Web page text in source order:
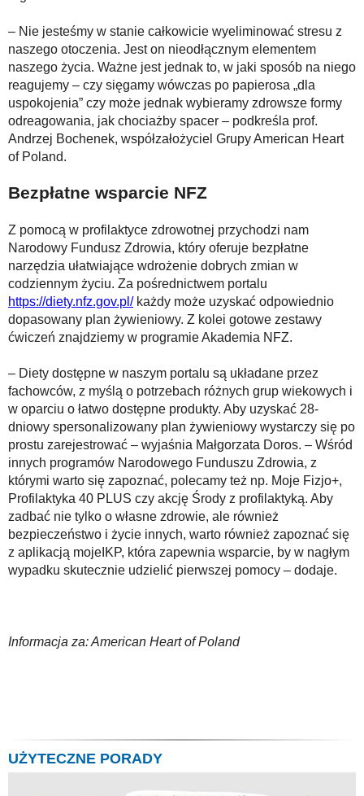
– Nie jesteśmy w stanie całkowicie wyeliminować stresu z
naszego otoczenia. Jest on nieodłącznym elementem
naszego życia. Ważne jest jednak to, w jaki sposób na niego
reagujemy – czy sięgamy wówczas po papierosa „dla
uspokojenia” czy może jednak wybieramy zdrowsze formy
odreagowania, jak chociażby spacer – podkreśla prof.
Andrzej Bochenek, współzałożyciel Grupy American Heart
of Poland.
Bezpłatne wsparcie NFZ
Z pomocą w profilaktyce zdrowotnej przychodzi nam
Narodowy Fundusz Zdrowia, który oferuje bezpłatne
narzędzia ułatwiające wdrożenie dobrych zmian w
codziennym życiu. Za pośrednictwem portalu
https://diety.nfz.gov.pl/każdy może uzyskać odpowiednio
dopasowany plan żywieniowy. Z kolei gotowe zestawy
ćwiczeń znajdziemy w programie Akademia NFZ.
– Diety dostępne w naszym portalu są układane przez
fachowców, z myślą o potrzebach różnych grup wiekowych i
w oparciu o łatwo dostępne produkty. Aby uzyskać 28-
dniowy spersonalizowany plan żywieniowy wystarczy się po
prostu zarejestrować – wyjaśnia Małgorzata Doros. – Wśród
innych programów Narodowego Funduszu Zdrowia, z
którymi warto się zapoznać, polecamy też np. Moje Fizjo+,
Profilaktyka 40 PLUS czy akcję Środy z profilaktyką. Aby
zadbać nie tylko o własne zdrowie, ale również
bezpieczeństwo i życie innych, warto również zapoznać się
z aplikacją mojeIKP, która zapewnia wsparcie, by w nagłym
wypadku skutecznie udzielić pierwszej pomocy – dodaje.
Informacja za: American Heart of Poland
UŻYTECZNE PORADY